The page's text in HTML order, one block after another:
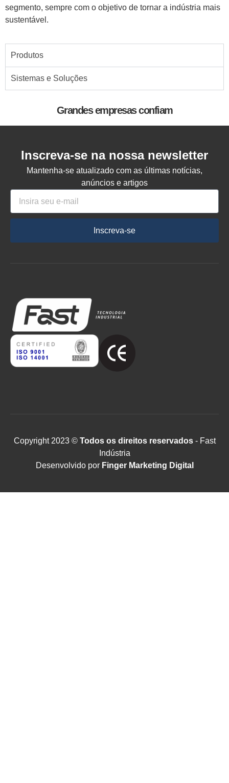
segmento, sempre com o objetivo de tornar a indústria mais
sustentável.
Produtos
Sistemas e Soluções
Grandes empresas confiam
Inscreva-se na nossa newsletter
Mantenha-se atualizado com as últimas notícias,
anúncios e artigos
Inscreva-se
Copyright 2023 ©Todos os direitos reservados- Fast
Indústria
Desenvolvido por Finger Marketing Digital